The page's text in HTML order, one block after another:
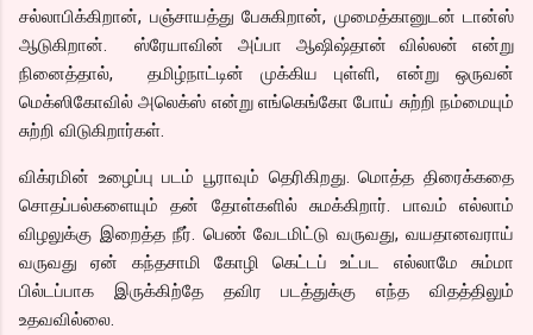
சல்லாபிக்கிறான், பஞ்சாயத்து பேசுகிறான், முமைத்கானுடன் டான்ஸ்
ஆடுகிறான். ஸ்ரேயாவின் அப்பா ஆஷிஷ்தான் வில்லன் என்று
நினைத்தால், தமிழ்நாட்டின் முக்கிய புள்ளி, என்று ஒருவன்
மெக்ஸிகோவில் அலெக்ஸ் என்று எங்கெங்கோ போய் சுற்றி நம்மையும்
சுற்றி விடுகிறார்கள்.
விக்ரமின் உழைப்பு படம் பூராவும் தெரிகிறது. மொத்த திரைக்கதை
சொதப்பல்களையும் தன் தோள்களில் சுமக்கிறார். பாவம் எல்லாம்
விழலுக்கு இறைத்த நீர். பெண் வேடமிட்டு வருவது, வயதானவராய்
வருவது ஏன் கந்தசாமி கோழி கெட்டப் உட்பட எல்லாமே சும்மா
பில்டப்பாக இருக்கிற்தே தவிர படத்துக்கு எந்த விதத்திலும்
உதவவில்லை.